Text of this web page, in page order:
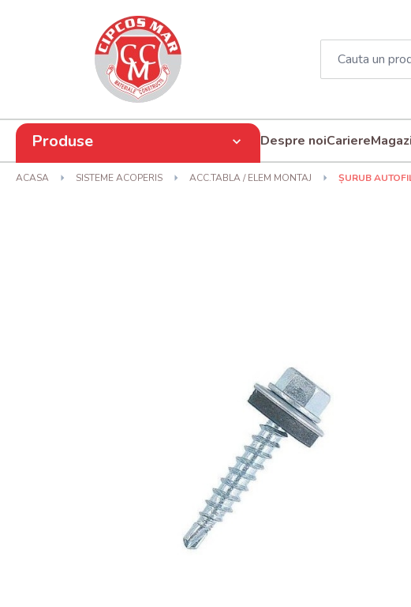
Produse Despre noiCariere
ACASA SISTEME ACOPERIS ACC.TABLA / ELEM MONTAJ ȘURUB